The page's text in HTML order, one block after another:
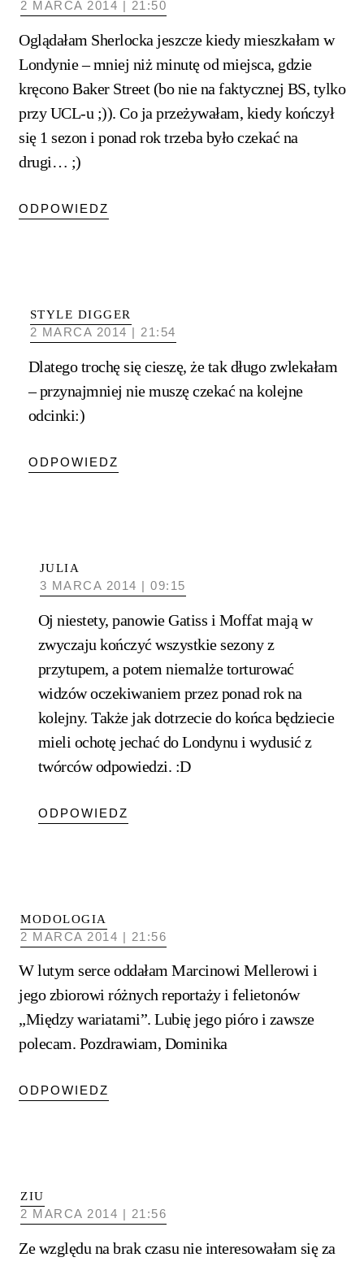
2 MARCA 2014 | 21:50
Oglądałam Sherlocka jeszcze kiedy mieszkałam w
Londynie – mniej niż minutę od miejsca, gdzie
kręcono Baker Street (bo nie na faktycznej BS, tylko
przy UCL-u ;)). Co ja przeżywałam, kiedy kończył
się 1 sezon i ponad rok trzeba było czekać na
drugi… ;)
ODPOWIEDZ
STYLE DIGGER
2 MARCA 2014 | 21:54
Dlatego trochę się cieszę, że tak długo zwlekałam
– przynajmniej nie muszę czekać na kolejne
odcinki:)
ODPOWIEDZ
JULIA
3 MARCA 2014 | 09:15
Oj niestety, panowie Gatiss i Moffat mają w
zwyczaju kończyć wszystkie sezony z
przytupem, a potem niemalże torturować
widzów oczekiwaniem przez ponad rok na
kolejny. Także jak dotrzecie do końca będziecie
mieli ochotę jechać do Londynu i wydusić z
twórców odpowiedzi. :D
ODPOWIEDZ
MODOLOGIA
2 MARCA 2014 | 21:56
W lutym serce oddałam Marcinowi Mellerowi i
jego zbiorowi różnych reportaży i felietonów
„Między wariatami”. Lubię jego pióro i zawsze
polecam. Pozdrawiam, Dominika
ODPOWIEDZ
ZIU
2 MARCA 2014 | 21:56
Ze względu na brak czasu nie interesowałam się za